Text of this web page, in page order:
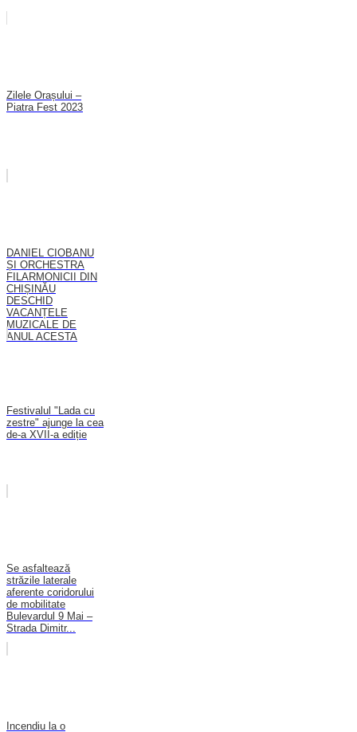
Zilele Orașului –
Piatra Fest 2023
DANIEL CIOBANU
ȘI ORCHESTRA
FILARMONICII DIN
CHIȘINĂU
DESCHID
VACANȚELE
MUZICALE DE
ANUL ACESTA
Festivalul "Lada cu
zestre" ajunge la cea
de-a XVII-a ediție
Se asfaltează
străzile laterale
aferente coridorului
de mobilitate
Bulevardul 9 Mai –
Strada Dimitr...
Incendiu la o